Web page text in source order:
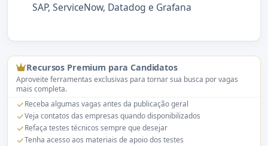
SAP, ServiceNow, Datadog e Grafana
Recursos Premium para Candidatos
Aproveite ferramentas exclusivas para tornar sua busca por vagas
mais completa.
Receba algumas vagas antes da publicação geral
Veja contatos das empresas quando disponibilizados
Refaça testes técnicos sempre que desejar
Tenha acesso aos materiais de apoio dos testes